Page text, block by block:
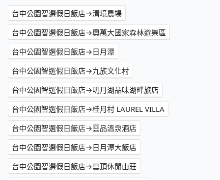
台中公園智選假日飯店→清境農場
台中公園智選假日飯店→奧萬大國家森林遊樂區
台中公園智選假日飯店→日月潭
台中公園智選假日飯店→九族文化村
台中公園智選假日飯店→明月湖品味湖畔旅店
台中公園智選假日飯店→桂月村 LAUREL VILLA
台中公園智選假日飯店→雲品溫泉酒店
台中公園智選假日飯店→日月潭大飯店
台中公園智選假日飯店→雲頂休閒山莊